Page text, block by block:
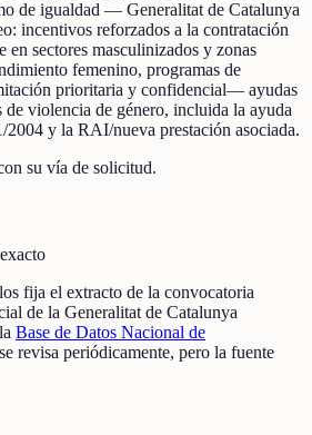
de igualdad — Generalitat de Catalunya
incentivos reforzados a la contratación
en sectores masculinizados y zonas
femenino, programas de
prioritaria y confidencial— ayudas
de violencia de género, incluida la ayuda
y la RAI/nueva prestación asociada.
su vía de solicitud.
fija el extracto de la convocatoria
de la Generalitat de Catalunya
Base de Datos Nacional de
revisa periódicamente, pero la fuente